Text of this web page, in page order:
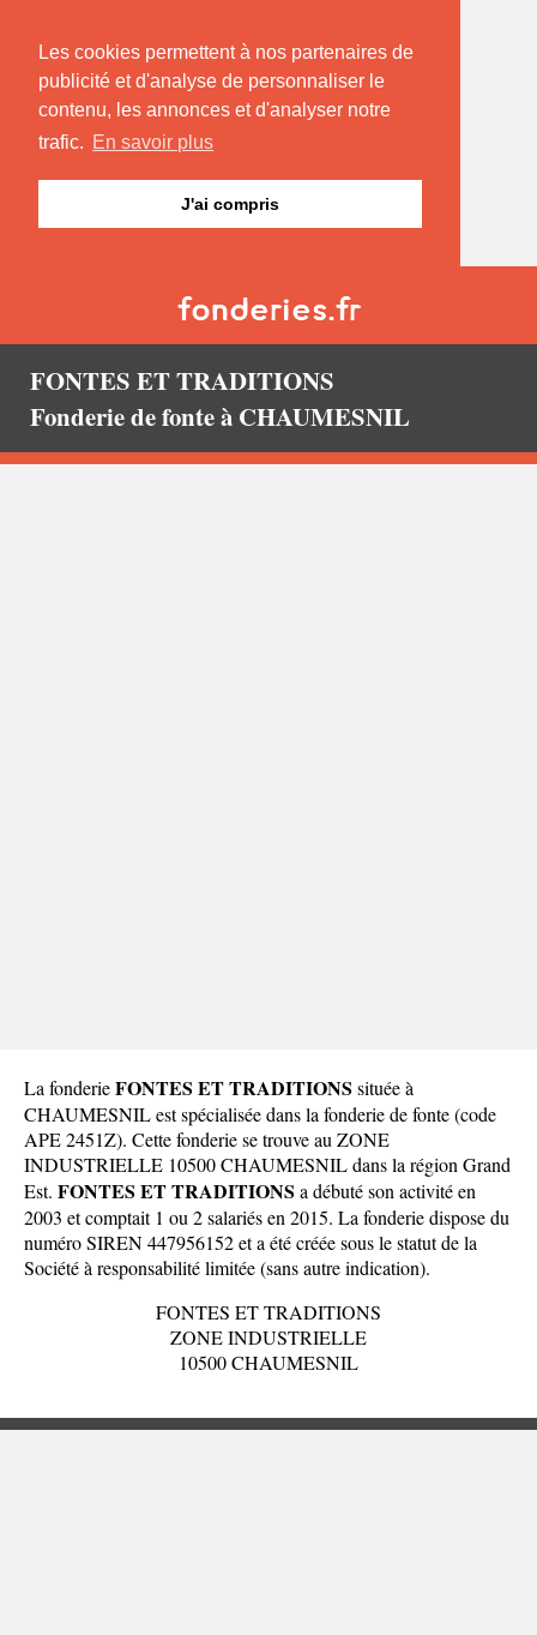
Les cookies permettent à nos partenaires de
publicité et d'analyse de personnaliser le
contenu, les annonces et d'analyser notre
trafic. En savoir plus
J'ai compris
FONTES ET TRADITIONS
Fonderie de fonte à CHAUMESNIL
La fonderieFONTES ET TRADITIONS située à
CHAUMESNIL est spécialisée dans la fonderie de fonte (code
APE 2451Z). Cette fonderie se trouve au ZONE
INDUSTRIELLE 10500 CHAUMESNIL dans la région Grand
Est. FONTES ET TRADITIONS a débuté son activité en
2003 et comptait 1 ou 2 salariés en 2015. La fonderie dispose du
numéro SIREN 447956152 et a été créée sous le statut de la
Société à responsabilité limitée (sans autre indication).
FONTES ET TRADITIONS
ZONE INDUSTRIELLE
10500 CHAUMESNIL